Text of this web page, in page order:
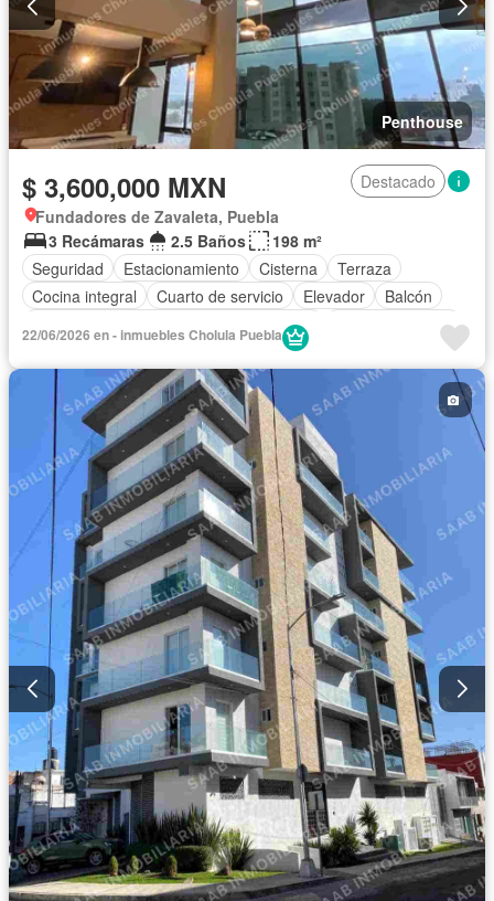
Penthouse
$ 3,600,000 MXN
Destacado
Fundadores de Zavaleta, Puebla
3 Recámaras
2.5 Baños
198 m²
Seguridad
Estacionamiento Cisterna
Terraza
Cocina integral
Cuarto de servicio Elevador
Balcón
Acceso para personas con discapacidad
Cocina equipada
Circuito cerrado de televisión
Electricidad
Azotea Agua
Cuarto de Limpieza
Televisión por cable
Gas natural Asador
Despacho
Vista panorámica
Recámara con closet
Caseta de vigilancia
Conserje Wifi
Permite mascotas
Permite niños
Solo familias Parcialmente amueblado
22/06/2026 en - inmuebles Cholula Puebla